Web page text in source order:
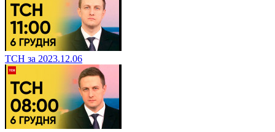
ТСН за 2023.12.06